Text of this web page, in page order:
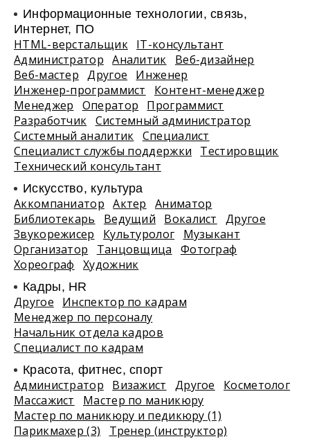
Информационные технологии, связь,
Интернет, ПО
HTML-верстальщик IT-консультант
Администратор
Аналитик
Веб-дизайнер
Веб-мастер
Другое
Инженер
Инженер-программист
Контент-менеджер
Менеджер
Оператор
Программист
Разработчик Системный администратор
Системный аналитик Специалист
Специалист службы поддержки
Тестировщик
Технический консультант
Искусство, культура
Аккомпаниатор Актер
Аниматор
Библиотекарь
Ведущий Вокалист
Другое
Звукорежисер
Культуролог
Музыкант
Организатор
Танцовщица
Фотограф
Хореограф
Художник
Кадры, HR
Другое
Инспектор по кадрам
Менеджер по персоналу
Начальник отдела кадров
Специалист по кадрам
Красота, фитнес, спорт
Администратор Визажист Другое
Косметолог
Массажист
Мастер по маникюру
Мастер по маникюру и педикюру (1)
Парикмахер (3)
Тренер (инструктор)